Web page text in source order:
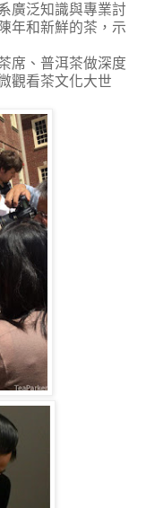
廣泛知識與專業討
年和新鮮的茶，示
席、普洱茶做深度
觀看茶文化大世